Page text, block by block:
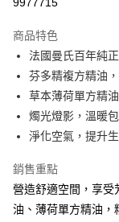
全盈+PAY
ATM付款
運送方式
全家取貨付款
7-11取貨付款
每筆NT$65，滿
商品特色
法國曼氏百年純
芬多精複方精油
草本薄荷單方精
燭光燈影，溫暖
淨化空氣，提升
銷售重點
營造舒適空間，享受
油、薄荷單方精油，